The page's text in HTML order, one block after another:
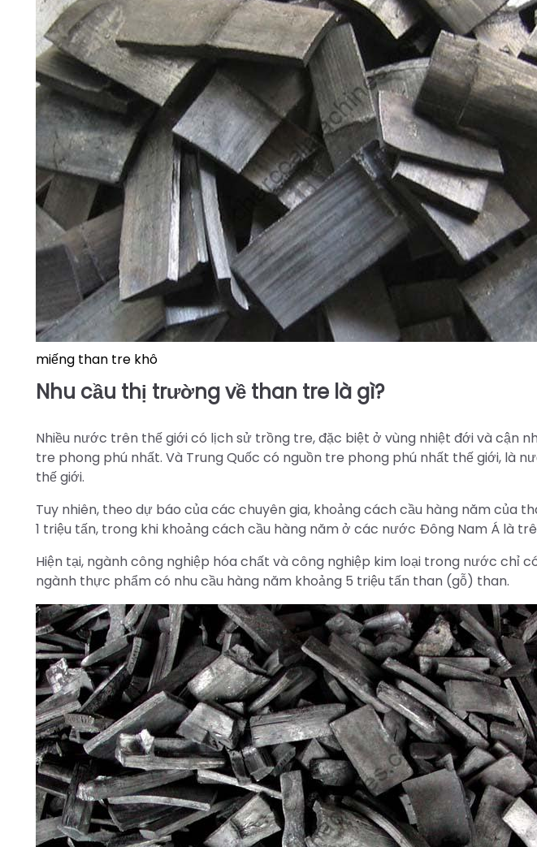
miếng than tre khô
Nhu cầu thị trường về than tre là gì?
Nhiều nước trên thế giới có lịch sử trồng tre, đặc biệt ở vùng nhiệt đới và cận
tre phong phú nhất. Và Trung Quốc có nguồn tre phong phú nhất thế giới, là
thế giới.
Tuy nhiên, theo dự báo của các chuyên gia, khoảng cách cầu hàng năm của
1 triệu tấn, trong khi khoảng cách cầu hàng năm ở các nước Đông Nam Á là
Hiện tại, ngành công nghiệp hóa chất và công nghiệp kim loại trong nước chỉ
ngành thực phẩm có nhu cầu hàng năm khoảng 5 triệu tấn than (gỗ) than.